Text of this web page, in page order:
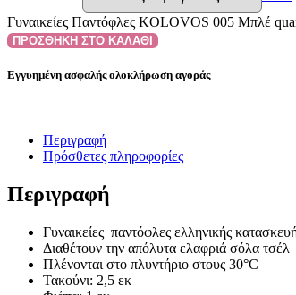
Γυναικείες Παντόφλες KOLOVOS 005 Μπλέ
ΠΡΟΣΘΗΚΗ ΣΤΟ ΚΑΛΑΘΙ
Εγγυημένη ασφαλής ολοκλήρωση αγοράς
Περιγραφή
Πρόσθετες πληροφορίες
Περιγραφή
Γυναικείες παντόφλες ελληνικής
Διαθέτουν την απόλυτα ελαφριά σόλα τσέλ
Πλένονται στο πλυντήριο στους 30°C
Τακούνι: 2,5 εκ